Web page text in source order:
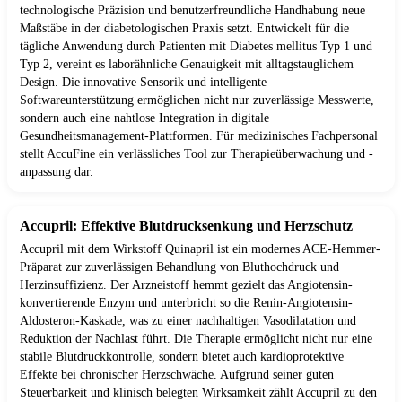
technologische Präzision und benutzerfreundliche Handhabung neue
Maßstäbe in der diabetologischen Praxis setzt. Entwickelt für die
tägliche Anwendung durch Patienten mit Diabetes mellitus Typ 1 und
Typ 2, vereint es laborähnliche Genauigkeit mit alltagstauglichem
Design. Die innovative Sensorik und intelligente
Softwareunterstützung ermöglichen nicht nur zuverlässige Messwerte,
sondern auch eine nahtlose Integration in digitale
Gesundheitsmanagement-Plattformen. Für medizinisches Fachpersonal
stellt AccuFine ein verlässliches Tool zur Therapieüberwachung und -
anpassung dar.
Accupril: Effektive Blutdrucksenkung und Herzschutz
Accupril mit dem Wirkstoff Quinapril ist ein modernes ACE-Hemmer-
Präparat zur zuverlässigen Behandlung von Bluthochdruck und
Herzinsuffizienz. Der Arzneistoff hemmt gezielt das Angiotensin-
konvertierende Enzym und unterbricht so die Renin-Angiotensin-
Aldosteron-Kaskade, was zu einer nachhaltigen Vasodilatation und
Reduktion der Nachlast führt. Die Therapie ermöglicht nicht nur eine
stabile Blutdruckkontrolle, sondern bietet auch kardioprotektive
Effekte bei chronischer Herzschwäche. Aufgrund seiner guten
Steuerbarkeit und klinisch belegten Wirksamkeit zählt Accupril zu den